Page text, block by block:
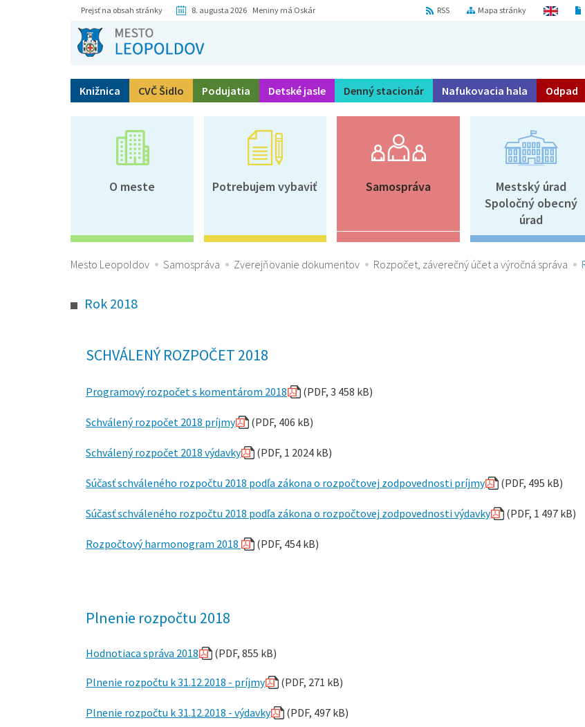
Prejsť na obsah stránky 8. augusta 2026 Meniny má Oskár Mapa stránky
RSS
Knižnica CVČ Šidlo Podujatia Detské jasle Denný stacionár Nafukovacia hala Odpad
O meste Potrebujem vybaviť Samospráva
Mestský úrad
Spoločný obecný
úrad
Mesto Leopoldov Samospráva Zverejňovanie dokumentov Rozpočet, záverečný účet a výročná správa
Rok 2018
SCHVÁLENÝ ROZPOČET 2018
Programový rozpočet s komentárom 2018 (PDF, 3 458 kB)
Schválený rozpočet 2018 príjmy (PDF, 406 kB)
Schválený rozpočet 2018 výdavky (PDF, 1 2024 kB)
Súčasť schváleného rozpočtu 2018 podľa zákona o rozpočtovej zodpovednosti príjmy (PDF, 495 kB)
Súčasť schváleného rozpočtu 2018 podľa zákona o rozpočtovej zodpovednosti výdavky (PDF, 1 497 kB)
Rozpočtový harmonogram 2018 (PDF, 454 kB)
Plnenie rozpočtu 2018
Hodnotiaca správa 2018 (PDF, 855 kB)
Plnenie rozpočtu k 31.12.2018 - príjmy (PDF, 271 kB)
Plnenie rozpočtu k 31.12.2018 - výdavky (PDF, 497 kB)